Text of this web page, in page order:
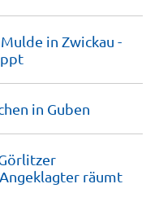
in Zwickau -
in Guben
räumt